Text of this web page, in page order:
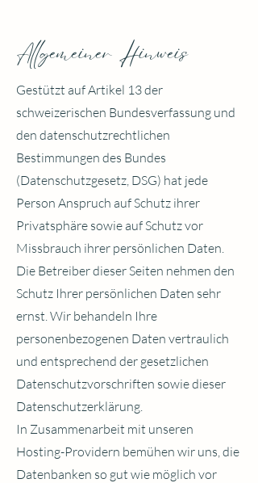
Allgemeiner Hinweis
Gestützt auf Artikel 13 der
schweizerischen Bundesverfassung und
den datenschutzrechtlichen
Bestimmungen des Bundes
(Datenschutzgesetz, DSG) hat jede
Person Anspruch auf Schutz ihrer
Privatsphäre sowie auf Schutz vor
Missbrauch ihrer persönlichen Daten.
Die Betreiber dieser Seiten nehmen den
Schutz Ihrer persönlichen Daten sehr
ernst. Wir behandeln Ihre
personenbezogenen Daten vertraulich
und entsprechend der gesetzlichen
Datenschutzvorschriften sowie dieser
Datenschutzerklärung.
In Zusammenarbeit mit unseren
Hosting-Providern bemühen wir uns, die
Datenbanken so gut wie möglich vor